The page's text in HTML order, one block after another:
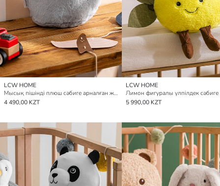
LCW HOME
Мысық пішінді плюш сәбиге арналған жастықша 20 см
4 490,00 KZT
LCW HOME
5 990,00 KZT